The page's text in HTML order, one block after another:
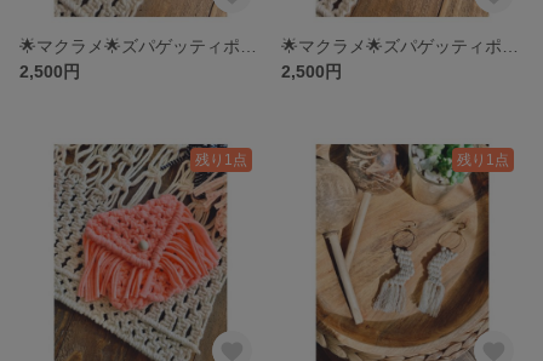
2,500円
2,500円
残り1点 残り1点